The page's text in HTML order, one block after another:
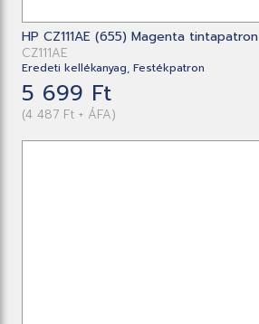
HP CZ111AE (655) Magenta tintapatron
CZ111AE
Eredeti kellékanyag, Festékpatron
5 699 Ft
(4 487 Ft + ÁFA)